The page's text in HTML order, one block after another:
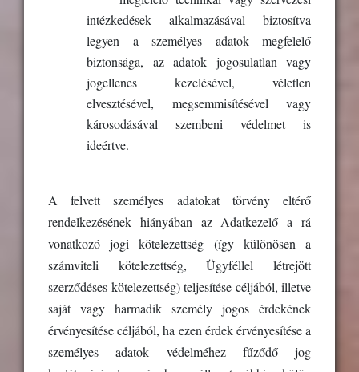
intézkedések alkalmazásával biztosítva
legyen a személyes adatok megfelelő
biztonsága, az adatok jogosulatlan vagy
jogellenes kezelésével, véletlen
elvesztésével, megsemmisítésével vagy
károsodásával szembeni védelmet is
ideértve.
A felvett személyes adatokat törvény eltérő
rendelkezésének hiányában az Adatkezelő a rá
vonatkozó jogi kötelezettség (így különösen a
számviteli kötelezettség, Ügyféllel létrejött
szerződéses kötelezettség) teljesítése céljából, illetve
saját vagy harmadik személy jogos érdekének
érvényesítése céljából, ha ezen érdek érvényesítése a
személyes adatok védelméhez fűződő jog